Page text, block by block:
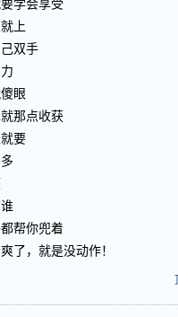
学会享受
上
双手
眼
那点收获
要
帮你兜着
了，就是没动作！